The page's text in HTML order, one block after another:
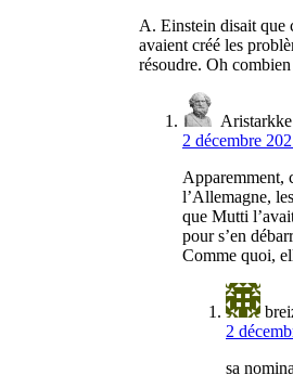
A. Einstein disait que
avaient créé les
résoudre. Oh
Aristarkke
2 décembre
Apparemment,
l’Allemagne,
que Mutti
pour s’en
Comme quoi,
2
sa